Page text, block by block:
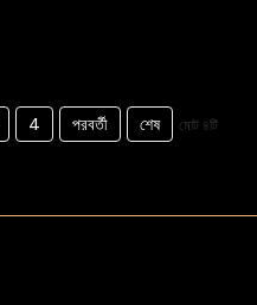
4 পরবর্তী শেষ মোট ৪টি